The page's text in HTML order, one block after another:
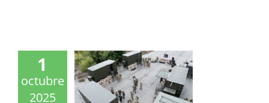
1
octubre
2025